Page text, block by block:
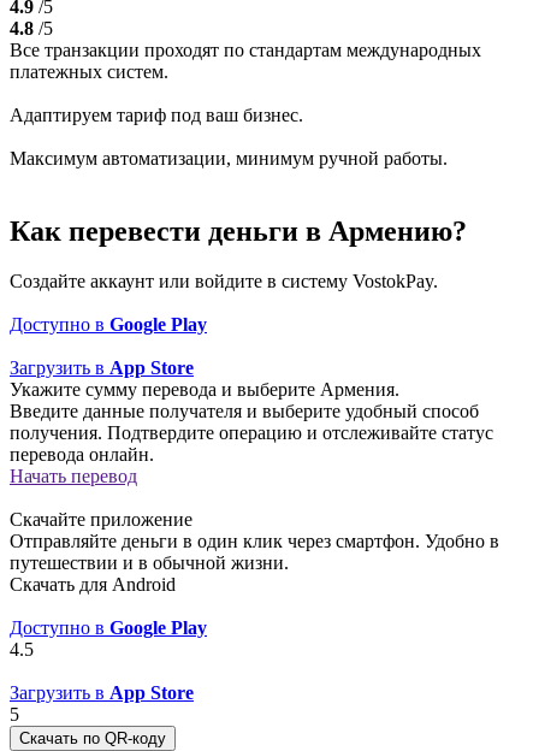
4.9 /5
4.8 /5
Все транзакции проходят по стандартам международных
платежных систем.
Адаптируем тариф под ваш бизнес.
Максимум автоматизации, минимум ручной работы.
Как перевести деньги в Армению?
Создайте аккаунт или войдите в систему VostokPay.
Доступно в Google Play
Загрузить в App Store
Укажите сумму перевода и выберите Армения.
Введите данные получателя и выберите удобный способ
получения. Подтвердите операцию и отслеживайте статус
перевода онлайн.
Начать перевод
Скачайте приложение
Отправляйте деньги в один клик через смартфон. Удобно в
путешествии и в обычной жизни.
Скачать для Android
Доступно в Google Play
4.5
Загрузить в App Store
5
Скачать по QR-коду